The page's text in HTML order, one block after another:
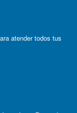
atender todos tus